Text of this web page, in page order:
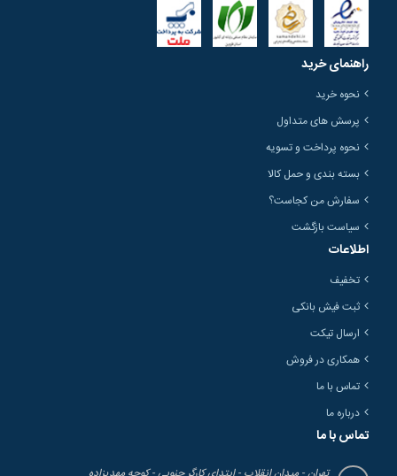
راهنمای خرید
نحوه خرید
پرسش های متداول
نحوه پرداخت و تسویه
بسته بندی و حمل کالا
سفارش من کجاست؟
سیاست بازگشت
اطلاعات
تخفیف
ثبت فیش بانکی
ارسال تیکت
همکاری در فروش
تماس با ما
درباره ما
تماس با ما